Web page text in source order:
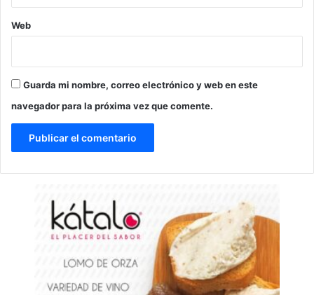
Web
Guarda mi nombre, correo electrónico y web en este
navegador para la próxima vez que comente.